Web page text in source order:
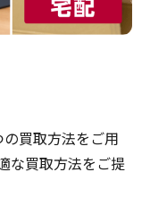
の買取方法をご用
な買取方法をご提